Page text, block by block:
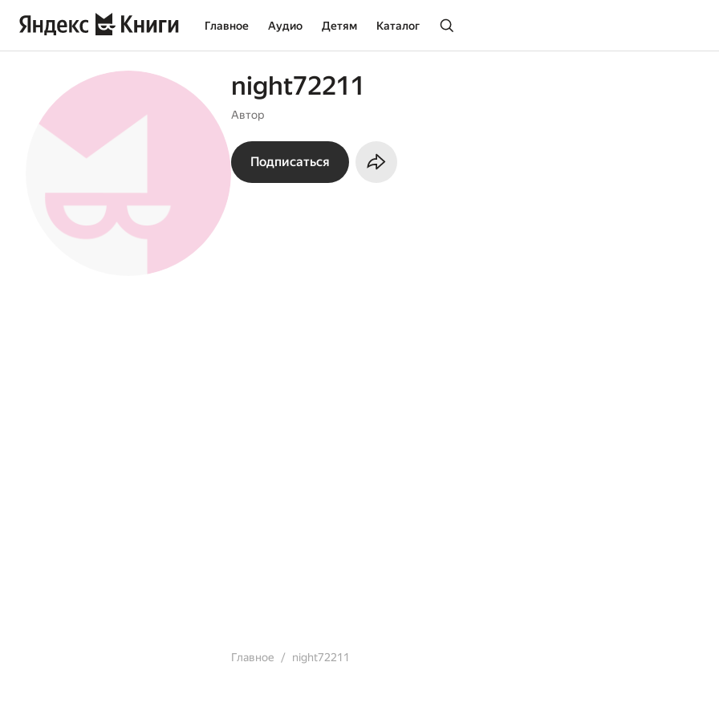
Главное Аудио Детям Каталог
night72211
Автор
Подписаться
Главное night72211